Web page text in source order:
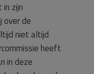
zijn
over de
niet altijd
heeft
in deze